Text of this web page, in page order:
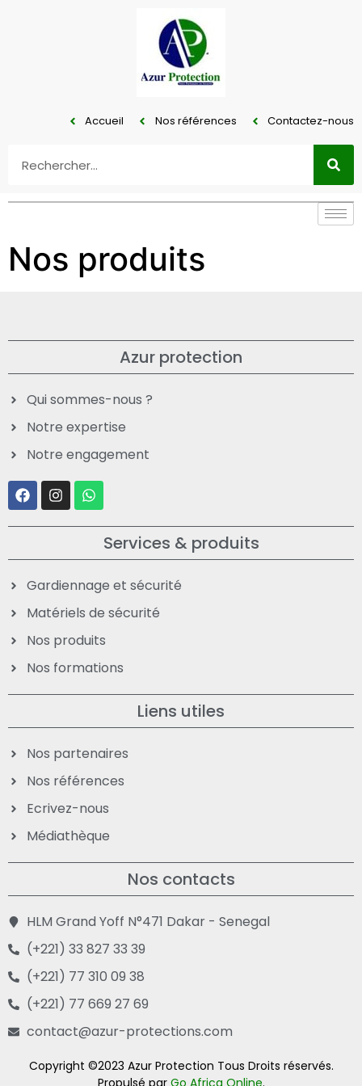
Accueil Nos références Contactez-nous
Nos produits
Azur protection
Qui sommes-nous ?
Notre expertise
Notre engagement
Services & produits
Gardiennage et sécurité
Matériels de sécurité
Nos produits
Nos formations
Liens utiles
Nos partenaires
Nos références
Ecrivez-nous
Médiathèque
Nos contacts
HLM Grand Yoff N°471 Dakar - Senegal
(+221) 33 827 33 39
(+221) 77 310 09 38
(+221) 77 669 27 69
contact@azur-protections.com
Copyright ©2023 Azur Protection Tous Droits réservés.
Propulsé par Go Africa Online.